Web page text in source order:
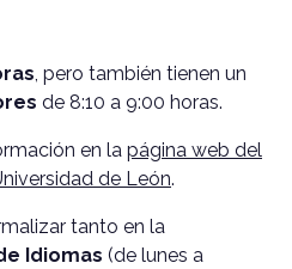
, pero también tienen un
de 8:10 a 9:00 horas.
en la página web del
de León.
tanto en la
Idiomas (de lunes a